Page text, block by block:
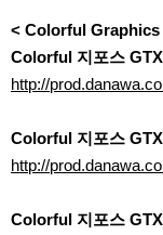
< Colorful Graphics
Colorful 지포스
http://
Colorful 지포스
http://
Colorful 지포스